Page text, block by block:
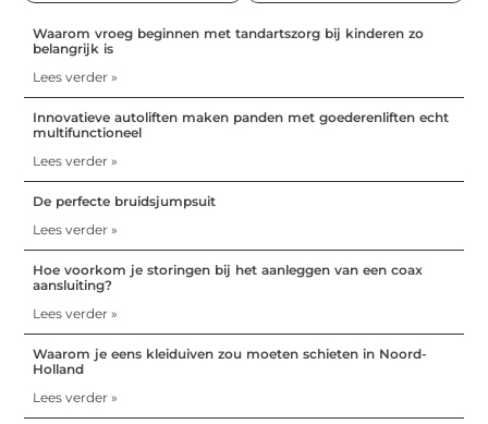
Waarom vroeg beginnen met tandartszorg bij kinderen zo
belangrijk is
Lees verder »
Innovatieve autoliften maken panden met goederenliften echt
multifunctioneel
Lees verder »
De perfecte bruidsjumpsuit
Lees verder »
Hoe voorkom je storingen bij het aanleggen van een coax
aansluiting?
Lees verder »
Waarom je eens kleiduiven zou moeten schieten in Noord-
Holland
Lees verder »